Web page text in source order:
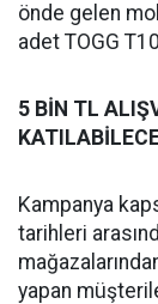
önde gelen
adet TOGG
5 BİN TL
Kampanya
tarihleri
yapan